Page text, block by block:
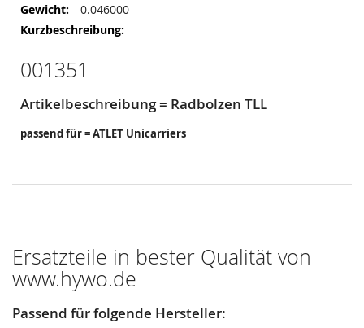
Mehr
Informationen
0.046000
001351
Artikelbeschreibung = Radbolzen TLL
passend für = ATLET Unicarriers
Ersatzteile in bester Qualität von
www.hywo.de
Passend für folgende Hersteller: